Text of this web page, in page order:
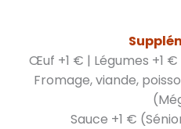
Œuf +1 € | Légumes +1
Fromage, viande,
Sauce +1 €